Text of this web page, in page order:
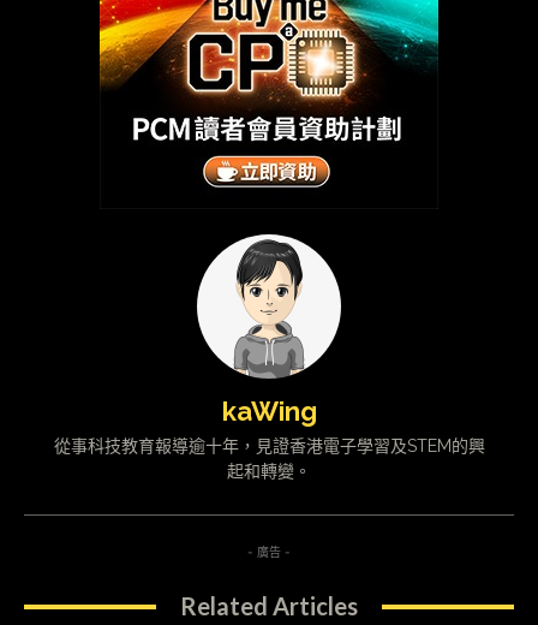
kaWing
從事科技教育報導逾十年，見證香港電子學習及STEM的興
起和轉變。
- 廣告 -
Related Articles